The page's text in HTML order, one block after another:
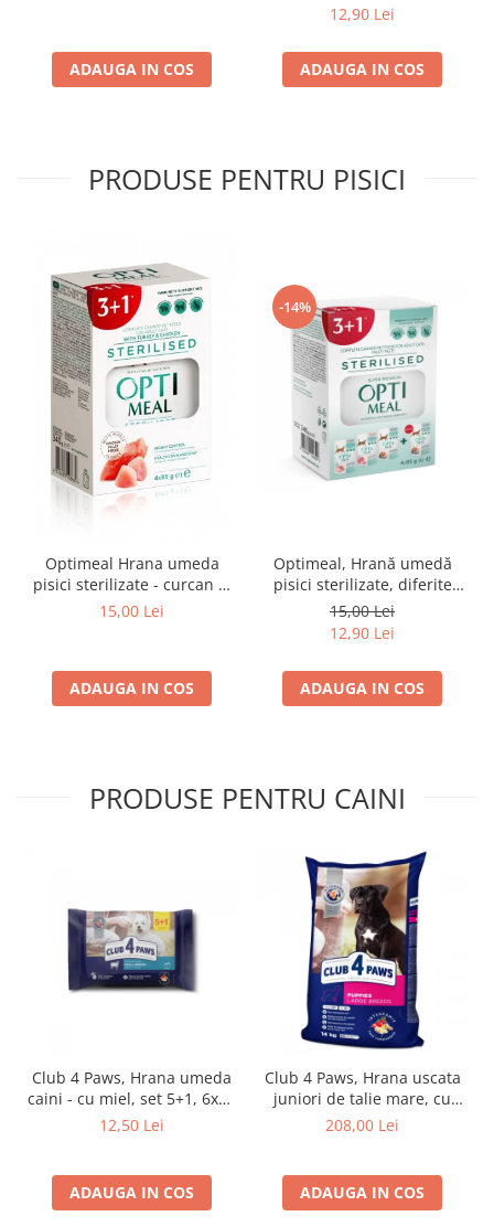
ADAUGA IN COS
12,90 Lei
ADAUGA IN COS
PRODUSE PENTRU PISICI
Optimeal Hrana umeda
pisici sterilizate - curcan si
pui in sos, set 3+1,
15,00 Lei
ADAUGA IN COS
-14%
Optimeal, Hrană umedă
pisici sterilizate, diferite
arome, (3+1), 0.34kg
15,00 Lei
12,90 Lei
ADAUGA IN COS
PRODUSE PENTRU CAINI
Club 4 Paws, Hrana umeda
caini - cu miel, set 5+1, 6x80
g
12,50 Lei
ADAUGA IN COS
Club 4 Paws, Hrana uscata
juniori de talie mare, cu
pui, 14kg
208,00 Lei
ADAUGA IN COS